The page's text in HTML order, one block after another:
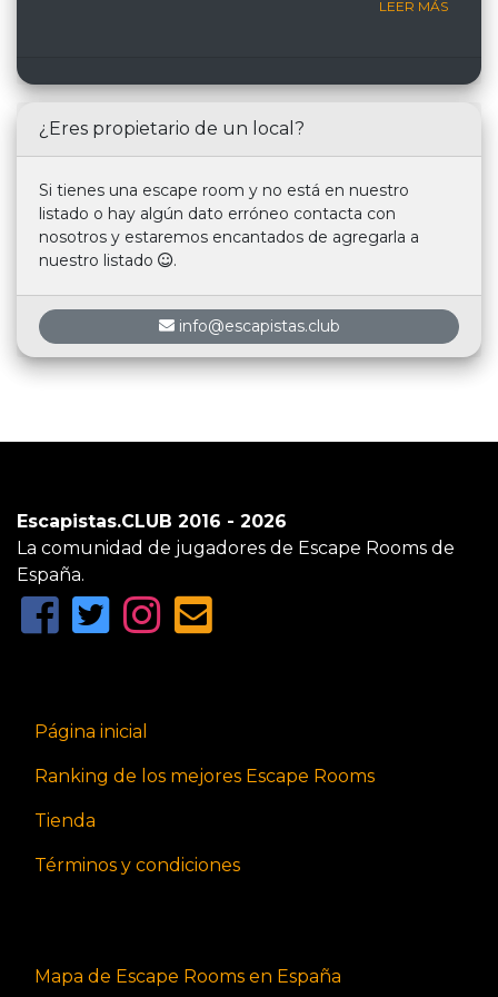
LEER MÁS
¿Eres propietario de un local?
Si tienes una escape room y no está en nuestro
listado o hay algún dato erróneo contacta con
nosotros y estaremos encantados de agregarla a
nuestro listado
.
info@escapistas.club
Escapistas.CLUB 2016 - 2026
La comunidad de jugadores de Escape Rooms de
España.
Página inicial
Ranking de los mejores Escape Rooms
Tienda
Términos y condiciones
Mapa de Escape Rooms en España